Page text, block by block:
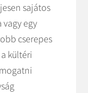
sajátos
egy
cserepes
kültéri